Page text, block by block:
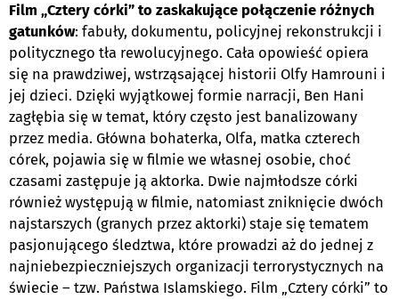
Film „Cztery córki” to zaskakujące połączenie różnych
gatunków: fabuły, dokumentu, policyjnej rekonstrukcji i
politycznego tła rewolucyjnego. Cała opowieść opiera
się na prawdziwej, wstrząsającej historii Olfy Hamrouni i
jej dzieci. Dzięki wyjątkowej formie narracji, Ben Hani
zagłębia się w temat, który często jest banalizowany
przez media. Główna bohaterka, Olfa, matka czterech
córek, pojawia się w filmie we własnej osobie, choć
czasami zastępuje ją aktorka. Dwie najmłodsze córki
również występują w filmie, natomiast zniknięcie dwóch
najstarszych (granych przez aktorki) staje się tematem
pasjonującego śledztwa, które prowadzi aż do jednej z
najniebezpieczniejszych organizacji terrorystycznych na
świecie – tzw. Państwa Islamskiego. Film „Cztery córki” to